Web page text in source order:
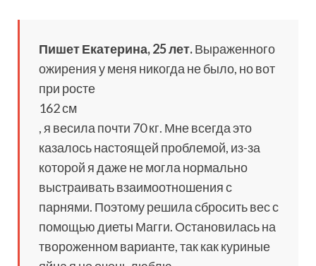
Пишет Екатерина, 25 лет.Выраженного
ожирения у меня никогда не было, но вот
при росте
162 см
, я весила почти 70 кг. Мне всегда это
казалось настоящей проблемой, из-за
которой я даже не могла нормально
выстраивать взаимоотношения с
парнями. Поэтому решила сбросить вес с
помощью диеты Магги. Остановилась на
твороженном варианте, так как куриные